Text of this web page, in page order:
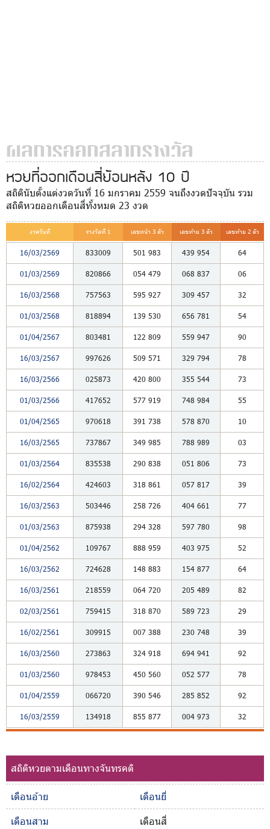
ผลการออกสลากรางวัล
หวยที่ออกเดือนสี่ย้อนหลัง 10 ปี
สถิตินับตั้งแต่งวดวันที่ 16 มกราคม 2559 จนถึงงวดปัจจุบัน รวม
สถิติหวยออกเดือนสี่ทั้งหมด 23 งวด
งวดวันที่ รางวัลที่ 1 เลขหน้า 3 ตัว เลขท้าย 3 ตัว เลขท้าย 2 ตัว
16/03/2569 833009 501 983 439 954 64
01/03/2569 820866 054 479 068 837 06
16/03/2568 757563 595 927 309 457 32
01/03/2568 818894 139 530 656 781 54
01/04/2567 803481 122 809 559 947 90
16/03/2567 997626 509 571 329 794 78
16/03/2566 025873 420 800 355 544 73
01/03/2566 417652 577 919 748 984 55
01/04/2565 970618 391 738 578 870 10
16/03/2565 737867 349 985 788 989 03
01/03/2564 835538 290 838 051 806 73
16/02/2564 424603 318 861 057 817 39
16/03/2563 503446 258 726 404 661 77
01/03/2563 875938 294 328 597 780 98
01/04/2562 109767 888 959 403 975 52
16/03/2562 724628 148 883 154 877 64
16/03/2561 218559 064 720 205 489 82
02/03/2561 759415 318 870 589 723 29
16/02/2561 309915 007 388 230 748 39
16/03/2560 273863 324 918 694 941 92
01/03/2560 978453 450 560 052 577 78
01/04/2559 066720 390 546 285 852 92
16/03/2559 134918 855 877 004 973 32
สถิติหวยตามเดือนทางจันทรคติ
เดือนอ้าย
เดือนยี่
เดือนสาม
เดือนสี่